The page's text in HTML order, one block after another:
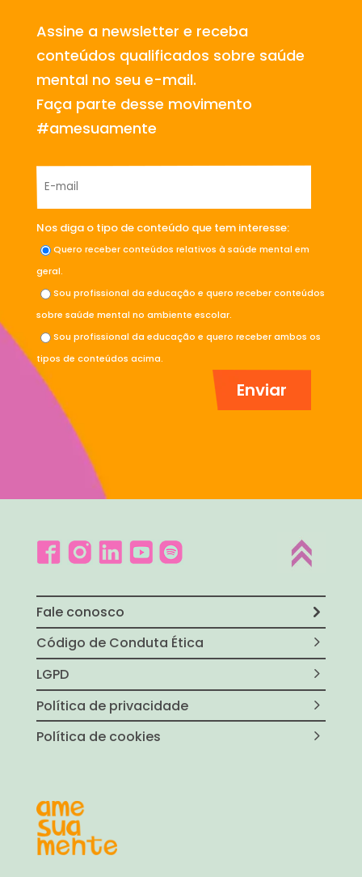
Assine a newsletter e receba
conteúdos qualificados sobre saúde
mental no seu e-mail.
Faça parte desse movimento
#amesuamente
Nos diga o tipo de conteúdo que tem interesse:
Quero receber conteúdos relativos à saúde mental em
geral.
Sou profissional da educação e quero receber conteúdos
sobre saúde mental no ambiente escolar.
Sou profissional da educação e quero receber ambos os
tipos de conteúdos acima.
Fale conosco
Código de Conduta Ética
LGPD
Política de privacidade
Política de cookies